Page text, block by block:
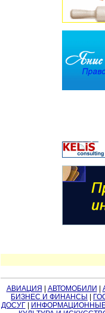
АВИАЦИЯ АВТОМОБИЛИ
БИЗНЕС И ФИНАНСЫ
ДОСУГ|